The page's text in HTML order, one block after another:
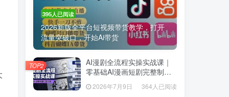
395人已阅读
2026新版全平台短视频带货教学，打开
流量突破口，开始Ai带货
AI漫剧全流程实操实战课｜
零基础AI漫画短剧完整制
作、脚本出图成片全链路落
2026年7月9日 364人已阅读
TOP2
395人已阅读
2026新版全平台短视频带货教学，打开
流量突破口，开始Ai带货
AI漫剧全流程实操实战课｜
零基础AI漫画短剧完整制
作、脚本出图成片全链路落
地教程
2026年7月9日 364人已阅读
TOP2